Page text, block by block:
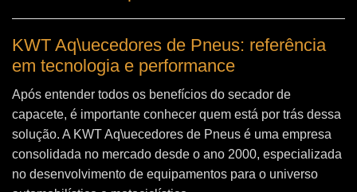
KWT Aq\uecedores de Pneus: referência
em tecnologia e performance
Após entender todos os benefícios do secador de
capacete, é importante conhecer quem está por trás dessa
solução. A KWT Aq\uecedores de Pneus é uma empresa
consolidada no mercado desde o ano 2000, especializada
no desenvolvimento de equipamentos para o universo